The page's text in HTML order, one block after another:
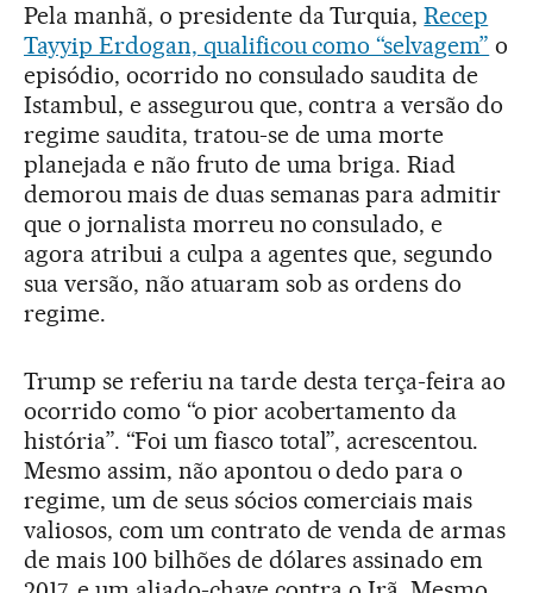
Pela manhã, o presidente da Turquia,Recep
Tayyip Erdogan, qualificou como “selvagem” o
episódio, ocorrido no consulado saudita de
Istambul, e assegurou que, contra a versão do
regime saudita, tratou-se de uma morte
planejada e não fruto de uma briga. Riad
demorou mais de duas semanas para admitir
que o jornalista morreu no consulado, e
agora atribui a culpa a agentes que, segundo
sua versão, não atuaram sob as ordens do
regime.
Trump se referiu na tarde desta terça-feira ao
ocorrido como “o pior acobertamento da
história”. “Foi um fiasco total”, acrescentou.
Mesmo assim, não apontou o dedo para o
regime, um de seus sócios comerciais mais
valiosos, com um contrato de venda de armas
de mais 100 bilhões de dólares assinado em